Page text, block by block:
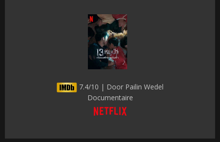
7.4/10 | Door Pailin Wedel
Documentaire